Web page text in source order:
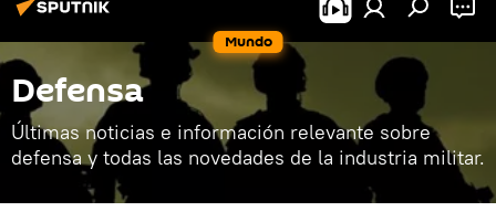
Mundo
Defensa
Últimas noticias e información relevante sobre
defensa y todas las novedades de la industria militar.